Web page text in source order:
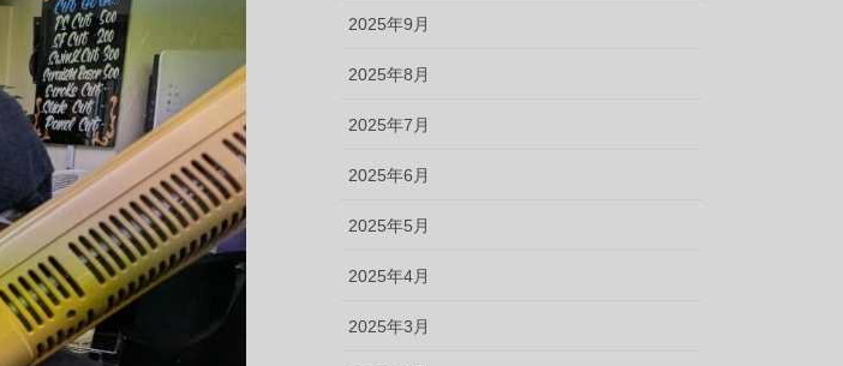
2025年9月
2025年8月
2025年7月
2025年6月
2025年5月
2025年4月
2025年3月